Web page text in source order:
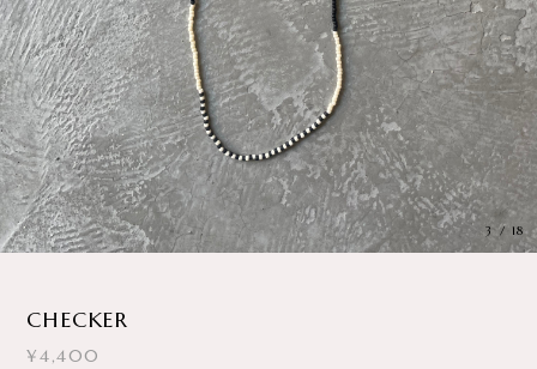
3/ 18
CHECKER
¥4,400